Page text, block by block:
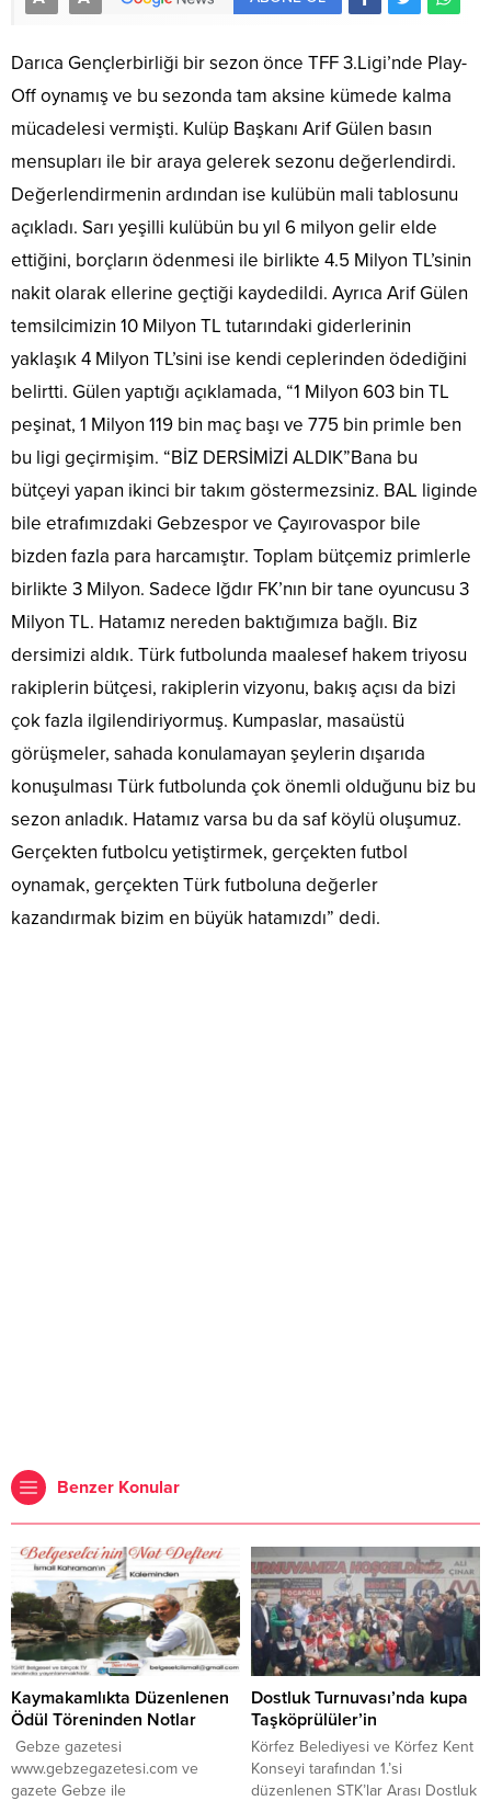
Darıca Gençlerbirliği bir sezon önce TFF 3.Ligi’nde Play-
Off oynamış ve bu sezonda tam aksine kümede kalma
mücadelesi vermişti. Kulüp Başkanı Arif Gülen basın
mensupları ile bir araya gelerek sezonu değerlendirdi.
Değerlendirmenin ardından ise kulübün mali tablosunu
açıkladı. Sarı yeşilli kulübün bu yıl 6 milyon gelir elde
ettiğini, borçların ödenmesi ile birlikte 4.5 Milyon TL’sinin
nakit olarak ellerine geçtiği kaydedildi. Ayrıca Arif Gülen
temsilcimizin 10 Milyon TL tutarındaki giderlerinin
yaklaşık 4 Milyon TL’sini ise kendi ceplerinden ödediğini
belirtti. Gülen yaptığı açıklamada, “1 Milyon 603 bin TL
peşinat, 1 Milyon 119 bin maç başı ve 775 bin primle ben
bu ligi geçirmişim. “BİZ DERSİMİZİ ALDIK”Bana bu
bütçeyi yapan ikinci bir takım göstermezsiniz. BAL liginde
bile etrafımızdaki Gebzespor ve Çayırovaspor bile
bizden fazla para harcamıştır. Toplam bütçemiz primlerle
birlikte 3 Milyon. Sadece Iğdır FK’nın bir tane oyuncusu 3
Milyon TL. Hatamız nereden baktığımıza bağlı. Biz
dersimizi aldık. Türk futbolunda maalesef hakem triyosu
rakiplerin bütçesi, rakiplerin vizyonu, bakış açısı da bizi
çok fazla ilgilendiriyormuş. Kumpaslar, masaüstü
görüşmeler, sahada konulamayan şeylerin dışarıda
konuşulması Türk futbolunda çok önemli olduğunu biz bu
sezon anladık. Hatamız varsa bu da saf köylü oluşumuz.
Gerçekten futbolcu yetiştirmek, gerçekten futbol
oynamak, gerçekten Türk futboluna değerler
kazandırmak bizim en büyük hatamızdı” dedi.
Benzer Konular
Kaymakamlıkta Düzenlenen
Ödül Töreninden Notlar
Gebze gazetesi
www.gebzegazetesi.com ve
gazete Gebze ile
Dostluk Turnuvası’nda kupa
Taşköprülüler’in
Körfez Belediyesi ve Körfez Kent
Konseyi tarafından 1.’si
düzenlenen STK’lar Arası Dostluk